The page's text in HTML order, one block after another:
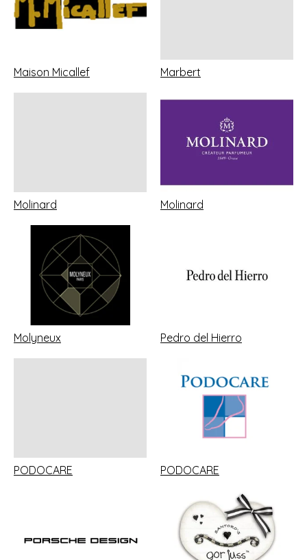
Maison Micallef Marbert
Molinard Molinard
Molyneux Pedro del Hierro
PODOCARE PODOCARE